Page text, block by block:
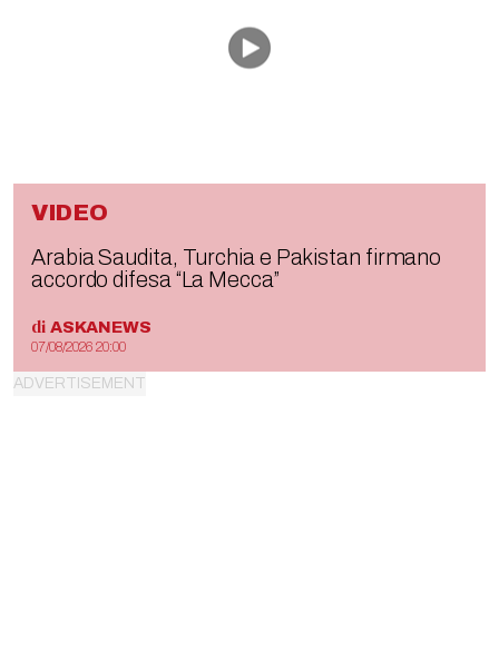
VIDEO
Arabia Saudita, Turchia e Pakistan firmano
accordo difesa “La Mecca”
di ASKANEWS
07/08/2026 20:00